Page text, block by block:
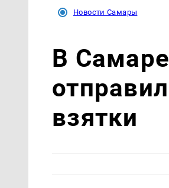
Новости Самары
В
взятки